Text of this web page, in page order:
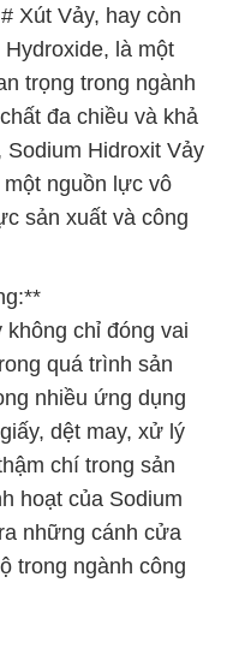
Xút Vảy, hay còn
là một
trọng trong ngành
đa chiều và khả
Hidroxit Vảy
nguồn lực vô
sản xuất và công
không chỉ đóng vai
quá trình sản
nhiều ứng dụng
dệt may, xử lý
chí trong sản
hoạt của Sodium
những cánh cửa
trong ngành công